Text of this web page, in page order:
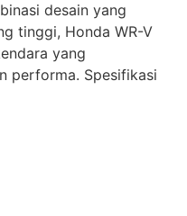
desain yang
tinggi, Honda WR-V
yang
performa. Spesifikasi